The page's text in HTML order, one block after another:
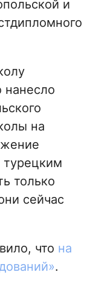
и
нанесло
на
турецким
только
сейчас
что на
.